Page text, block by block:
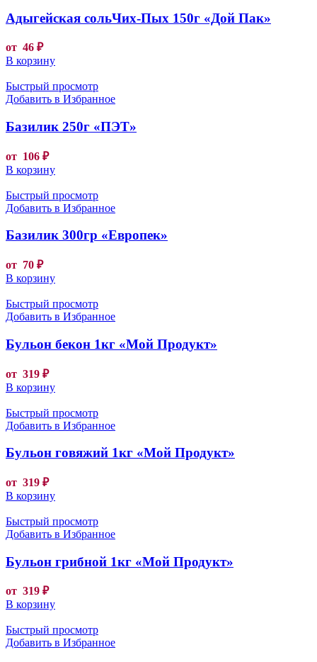
Адыгейская сольЧих-Пых 150г «Дой Пак»
от 46 ₽
В корзину
Быстрый просмотр
Добавить в Избранное
Базилик 250г «ПЭТ»
от 106 ₽
В корзину
Быстрый просмотр
Добавить в Избранное
Базилик 300гр «Европек»
от 70 ₽
В корзину
Быстрый просмотр
Добавить в Избранное
Бульон бекон 1кг «Мой Продукт»
от 319 ₽
В корзину
Быстрый просмотр
Добавить в Избранное
Бульон говяжий 1кг «Мой Продукт»
от 319 ₽
В корзину
Быстрый просмотр
Добавить в Избранное
Бульон грибной 1кг «Мой Продукт»
от 319 ₽
В корзину
Быстрый просмотр
Добавить в Избранное